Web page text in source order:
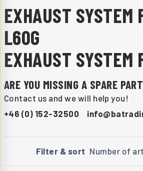
EXHAUST SYSTEM
L60G
EXHAUST SYSTEM
ARE YOU MISSING A SPARE
Contact us and we will help you!
+46 (0) 152-32500
Filter & sort Number of